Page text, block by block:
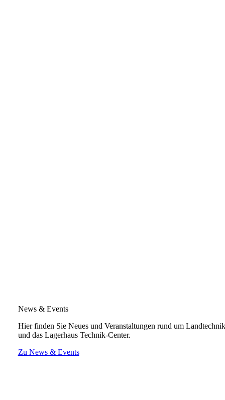
News & Events
Hier finden Sie Neues und Veranstaltungen rund um Landtechnik
und das Lagerhaus Technik-Center.
Zu News & Events